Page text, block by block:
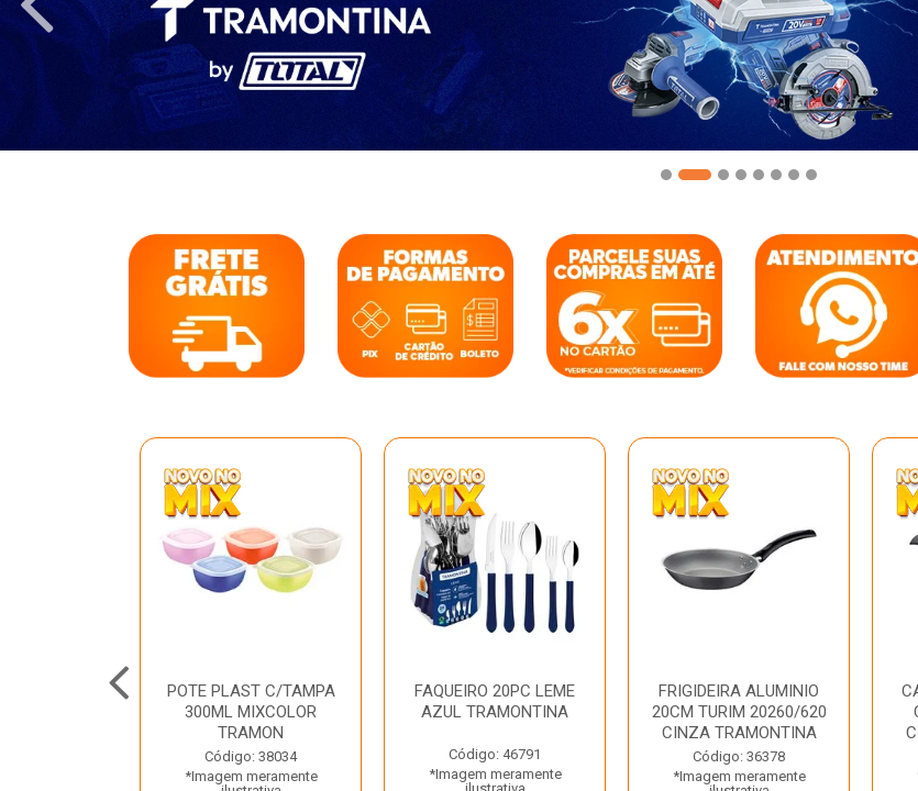
POTE PLAST C/TAMPA
300ML MIXCOLOR
TRAMON
Código: 38034
*Imagem meramente
FAQUEIRO 20PC LEME
AZUL TRAMONTINA
Código: 46791
*Imagem meramente
FRIGIDEIRA ALUMINIO
20CM TURIM 20260/620
CINZA TRAMONTINA
Código: 36378
*Imagem meramente